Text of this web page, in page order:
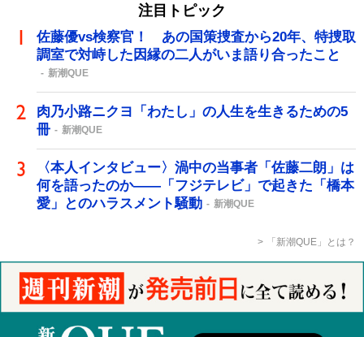
注目トピック
佐藤優vs検察官！ あの国策捜査から20年、特捜取
調室で対峙した因縁の二人がいま語り合ったこと
新潮QUE
肉乃小路ニクヨ「わたし」の人生を生きるための5
冊
新潮QUE
〈本人インタビュー〉渦中の当事者「佐藤二朗」は
何を語ったのか――「フジテレビ」で起きた「橋本
愛」とのハラスメント騒動
新潮QUE
「新潮QUE」とは？